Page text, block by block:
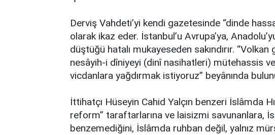
Derviş Vahdeti’yi kendi gazetesinde “dinde
olarak ikaz eder. İstanbul’u Avrupa’ya,
düştüğü hatalı mukayeseden sakındırır.
nesâyih-i dîniyeyi (dinî nasihatleri) mütehassis
vicdanlara yağdırmak istiyoruz” beyânında
İttihatçı Hüseyin Cahid Yalçın benzeri İslâmda
reform” taraftarlarına ve laisizmi savunanlara,
benzemediğini, İslâmda ruhban değil, yalnız